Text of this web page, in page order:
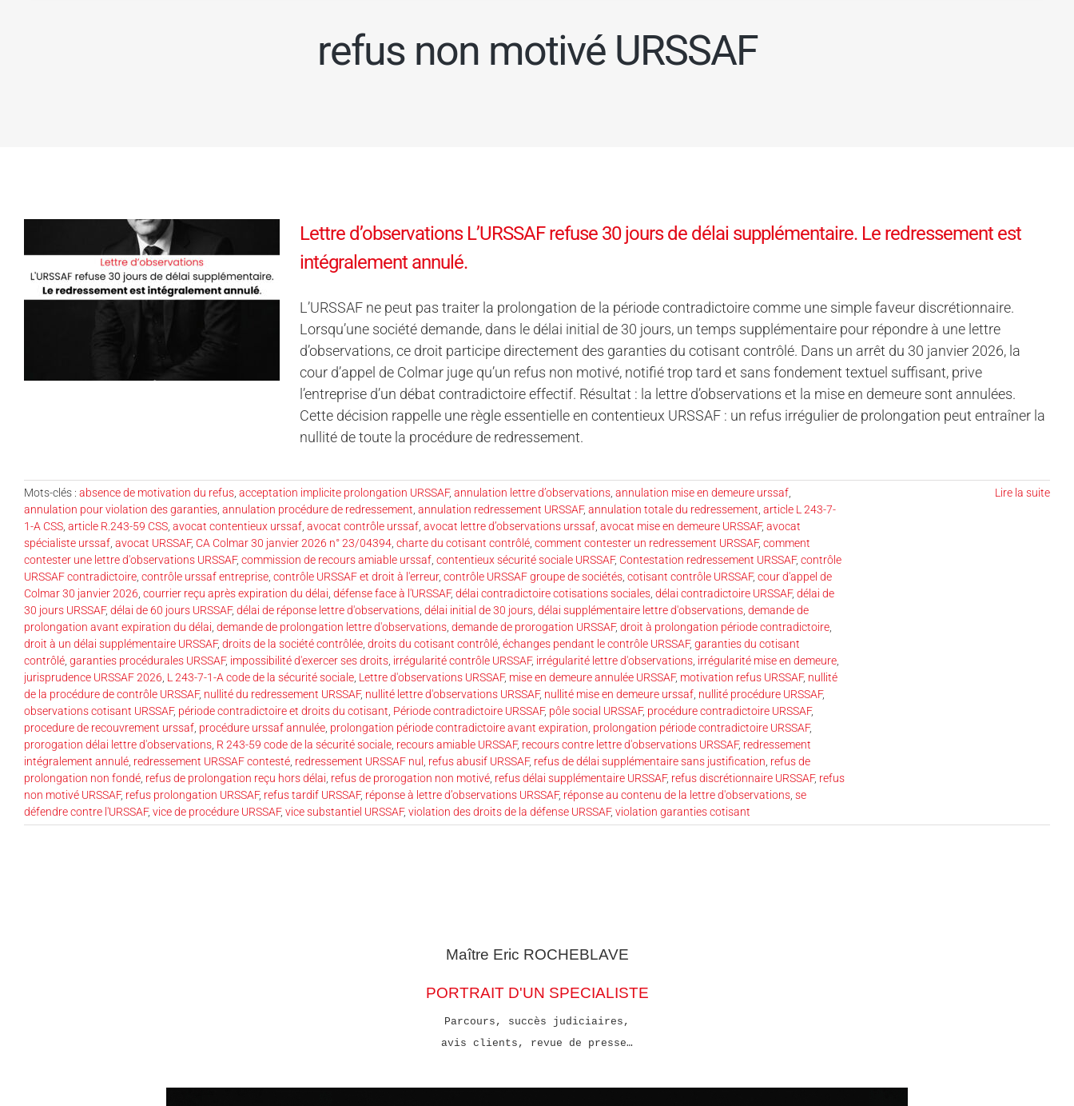
refus non motivé URSSAF
Lettre d’observations L’URSSAF refuse 30 jours de délai supplémentaire. Le redressement est
intégralement annulé.
L’URSSAF ne peut pas traiter la prolongation de la période contradictoire comme une simple faveur discrétionnaire.
Lorsqu’une société demande, dans le délai initial de 30 jours, un temps supplémentaire pour répondre à une lettre
d’observations, ce droit participe directement des garanties du cotisant contrôlé. Dans un arrêt du 30 janvier 2026, la
cour d’appel de Colmar juge qu’un refus non motivé, notifié trop tard et sans fondement textuel suffisant, prive
l’entreprise d’un débat contradictoire effectif. Résultat : la lettre d’observations et la mise en demeure sont annulées.
Cette décision rappelle une règle essentielle en contentieux URSSAF : un refus irrégulier de prolongation peut entraîner la
nullité de toute la procédure de redressement.
Mots-clés : absence de motivation du refus acceptation implicite prolongation URSSAF, annulation lettre d’observations annulation mise en demeure urssaf
annulation pour violation des garanties annulation procédure de redressement annulation redressement URSSAF, annulation totale du redressement article L 243-7-
1-A CSS article R.243-59 CSS avocat contentieux urssaf avocat contrôle urssaf avocat lettre d’observations urssaf avocat mise en demeure URSSAF, avocat
spécialiste urssaf avocat URSSAF, CA Colmar 30 janvier 2026 n° 23/04394 charte du cotisant contrôlé comment contester un redressement URSSAF, comment
contester une lettre d'observations URSSAF, commission de recours amiable urssaf contentieux sécurité sociale URSSAF, Contestation redressement URSSAF, contrôle
URSSAF contradictoire contrôle urssaf entreprise contrôle URSSAF et droit à l'erreur, contrôle URSSAF groupe de sociétés cotisant contrôle URSSAF, cour d'appel de
Colmar 30 janvier 2026 courrier reçu après expiration du délai défense face à l'URSSAF, délai contradictoire cotisations sociales délai contradictoire URSSAF, délai de
30 jours URSSAF, délai de 60 jours URSSAF, délai de réponse lettre d'observations délai initial de 30 jours délai supplémentaire lettre d'observations demande de
prolongation avant expiration du délai demande de prolongation lettre d'observations demande de prorogation URSSAF, droit à prolongation période contradictoire
droit à un délai supplémentaire URSSAF, droits de la société contrôlée droits du cotisant contrôlé échanges pendant le contrôle URSSAF, garanties du cotisant
contrôlé garanties procédurales URSSAF, impossibilité d'exercer ses droits irrégularité contrôle URSSAF, irrégularité lettre d'observations irrégularité mise en demeure
jurisprudence URSSAF 2026 L 243-7-1-A code de la sécurité sociale Lettre d'observations URSSAF, mise en demeure annulée URSSAF, motivation refus URSSAF, nullité
de la procédure de contrôle URSSAF, nullité du redressement URSSAF, nullité lettre d'observations URSSAF, nullité mise en demeure urssaf nullité procédure URSSAF,
observations cotisant URSSAF, période contradictoire et droits du cotisant Période contradictoire URSSAF, pôle social URSSAF, procédure contradictoire URSSAF,
procedure de recouvrement urssaf procédure urssaf annulée prolongation période contradictoire avant expiration prolongation période contradictoire URSSAF,
prorogation délai lettre d'observations R 243-59 code de la sécurité sociale recours amiable URSSAF, recours contre lettre d'observations URSSAF, redressement
intégralement annulé redressement URSSAF contesté redressement URSSAF nul refus abusif URSSAF, refus de délai supplémentaire sans justification refus de
prolongation non fondé refus de prolongation reçu hors délai refus de prorogation non motivé refus délai supplémentaire URSSAF, refus discrétionnaire URSSAF, refus
non motivé URSSAF, refus prolongation URSSAF, refus tardif URSSAF, réponse à lettre d’observations URSSAF, réponse au contenu de la lettre d'observations se
défendre contre l'URSSAF, vice de procédure URSSAF, vice substantiel URSSAF, violation des droits de la défense URSSAF, violation garanties cotisant
Lire la suite
Maître Eric ROCHEBLAVE
PORTRAIT D'UN SPECIALISTE
Parcours, succès judiciaires,
avis clients, revue de presse…